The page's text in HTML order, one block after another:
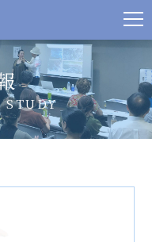
STUDY